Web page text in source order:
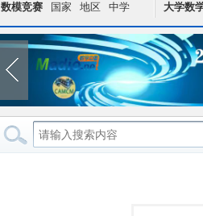
数模竞赛
国家 地区 中学
大学数